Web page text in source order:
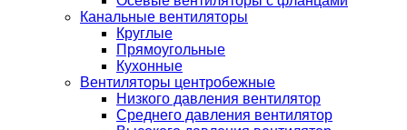
Канальные вентиляторы
Круглые
Прямоугольные
Кухонные
Вентиляторы центробежные
Низкого давления вентилятор
Среднего давления вентилятор